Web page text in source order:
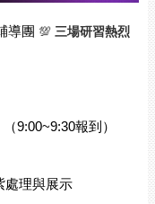
導團 💯 三場研習熱烈
9:00~9:30報到）
處理與展示